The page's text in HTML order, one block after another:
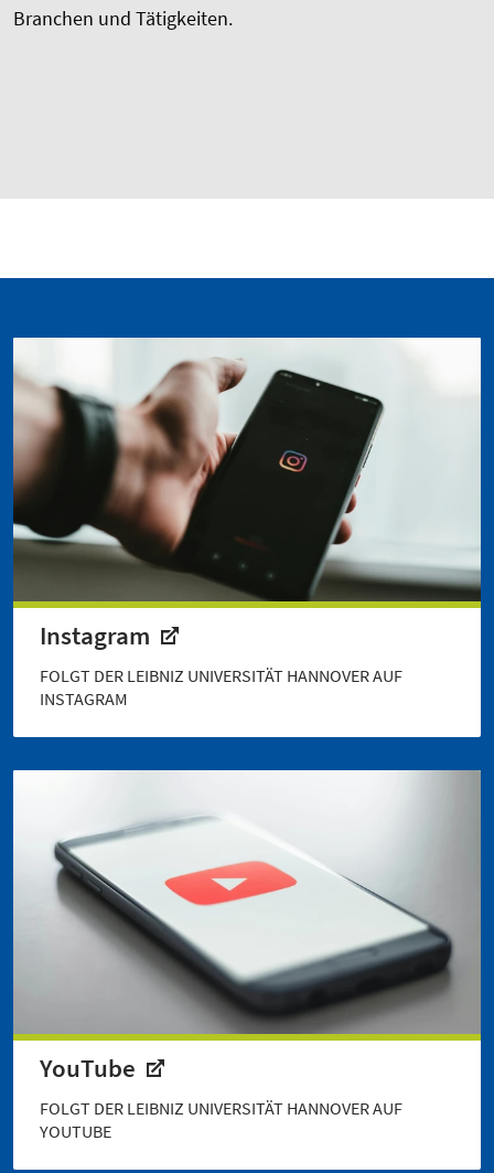
Branchen und Tätigkeiten.
Instagram
FOLGT DER LEIBNIZ UNIVERSITÄT HANNOVER AUF
INSTAGRAM
YouTube
FOLGT DER LEIBNIZ UNIVERSITÄT HANNOVER AUF
YOUTUBE